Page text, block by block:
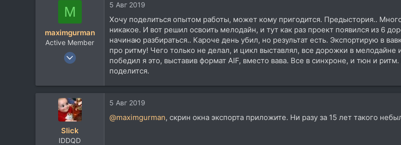
Воронеж
M
maximgurman
Active Member
24 Июн 2013
28
Алматы
5 Авг 2019
Хочу поделиться опытом работы, может кому пригодится. Предыстория..
никакое. И вот решил освоить мелодайн, и тут как раз проект появился из 6
начинаю разбираться.. Кароче день убил, но результат есть. Экспортирую в
про ритму! Чего только не делал, и цикл выставлял, все дорожки в
победил я это, выставив формат AIF, вместо вава. Все в синхроне, и тюн и
поделится.
Slick
IDDQD
5 Авг 2019
@maximgurman, скрин окна экспорта приложите. Ни разу за 15 лет такого